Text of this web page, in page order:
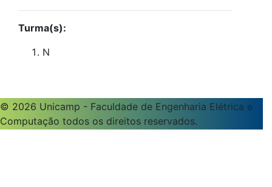
Turma(s):
N
© 2026 Unicamp - Faculdade de Engenharia Elétrica e
Computação todos os direitos reservados.